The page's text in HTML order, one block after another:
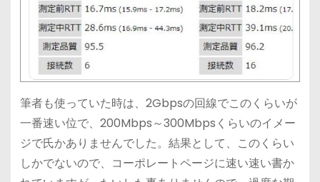
筆者も使っていた時は、2Gbpsの回線でこのくらいが
一番速い位で、200Mbps～300Mbpsくらいのイメー
ジで氏かありませんでした。結果として、このくらい
しかでないので、コーポレートページに速い速い書か